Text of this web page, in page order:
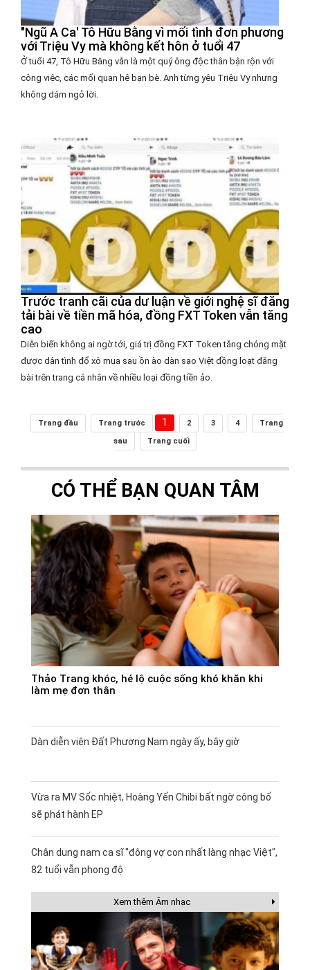
"Ngũ A Ca' Tô Hữu Bằng vì mối tình đơn phương
với Triệu Vy mà không kết hôn ở tuổi 47
Ở tuổi 47, Tô Hữu Bằng vẫn là một quý ông độc thân bận rộn với
công việc, các mối quan hệ bạn bè. Anh từng yêu Triệu Vy nhưng
không dám ngỏ lời.
Trước tranh cãi của dư luận về giới nghệ sĩ đăng
tải bài về tiền mã hóa, đồng FXT Token vẫn tăng
cao
Diễn biến không ai ngờ tới, giá trị đồng FXT Token tăng chóng mặt
được dân tình đổ xô mua sau ồn ào dàn sao Việt đồng loạt đăng
bài trên trang cá nhân về nhiều loại đồng tiền ảo.
Trang đầu Trang trước 1 2 3 4
Trang
sau
Trang cuối
CÓ THỂ BẠN QUAN TÂM
Thảo Trang khóc, hé lộ cuộc sống khó khăn khi
làm mẹ đơn thân
Dàn diễn viên Đất Phương Nam ngày ấy, bây giờ
Vừa ra MV Sốc nhiệt, Hoàng Yến Chibi bất ngờ công bố
sẽ phát hành EP
Chân dung nam ca sĩ "đông vợ con nhất làng nhạc Việt",
82 tuổi vẫn phong độ
Xem thêm Âm nhạc